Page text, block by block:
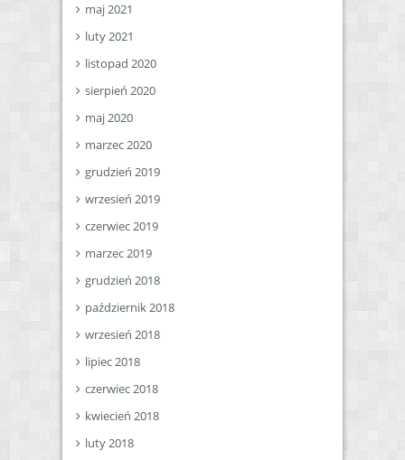
maj 2021
luty 2021
listopad 2020
sierpień 2020
maj 2020
marzec 2020
grudzień 2019
wrzesień 2019
czerwiec 2019
marzec 2019
grudzień 2018
październik 2018
wrzesień 2018
lipiec 2018
czerwiec 2018
kwiecień 2018
luty 2018